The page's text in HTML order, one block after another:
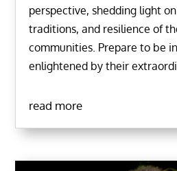
perspective, shedding light
traditions, and resilience of
communities. Prepare to be
enlightened by their
read more